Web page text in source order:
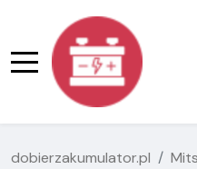
dobierzakumulator.pl